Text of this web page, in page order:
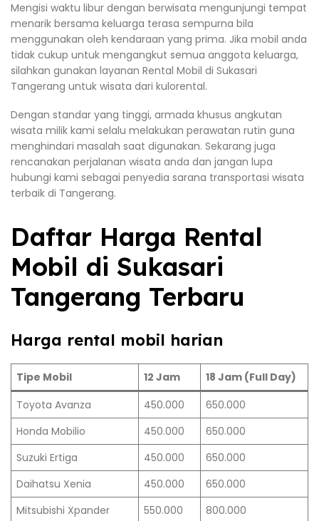
Mengisi waktu libur dengan berwisata mengunjungi tempat
menarik bersama keluarga terasa sempurna bila
menggunakan oleh kendaraan yang prima. Jika mobil anda
tidak cukup untuk mengangkut semua anggota keluarga,
silahkan gunakan layanan Rental Mobil di Sukasari
Tangerang untuk wisata dari kulorental.
Dengan standar yang tinggi, armada khusus angkutan
wisata milik kami selalu melakukan perawatan rutin guna
menghindari masalah saat digunakan. Sekarang juga
rencanakan perjalanan wisata anda dan jangan lupa
hubungi kami sebagai penyedia sarana transportasi wisata
terbaik di Tangerang.
Daftar Harga Rental
Mobil di Sukasari
Tangerang Terbaru
Harga rental mobil harian
Tipe Mobil 12 Jam
18 Jam (Full Day)
Toyota Avanza
450.000
650.000
Honda Mobilio
450.000
650.000
Suzuki Ertiga
450.000
650.000
Daihatsu Xenia
450.000
650.000
Mitsubishi Xpander
550.000
800.000